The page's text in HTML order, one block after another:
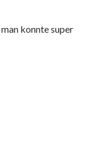
konnte super